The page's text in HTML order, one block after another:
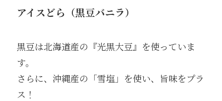
アイスどら（黒豆バニラ）
黒豆は北海道産の『光黒大豆』を使っていま
す。
さらに、沖縄産の「雪塩」を使い、旨味をプラ
ス！